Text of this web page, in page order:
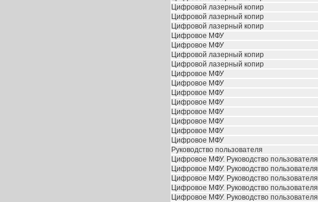
Цифровой лазерный копир
Цифровой лазерный копир
Цифровой лазерный копир
Цифровое МФУ
Цифровое МФУ
Цифровой лазерный копир
Цифровой лазерный копир
Цифровое МФУ
Цифровое МФУ
Цифровое МФУ
Цифровое МФУ
Цифровое МФУ
Цифровое МФУ
Цифровое МФУ
Цифровое МФУ
Руководство пользователя
Цифровое МФУ. Руководство пользователя
Цифровое МФУ. Руководство пользователя
Цифровое МФУ. Руководство пользователя
Цифровое МФУ. Руководство пользователя
Цифровое МФУ. Руководство пользователя